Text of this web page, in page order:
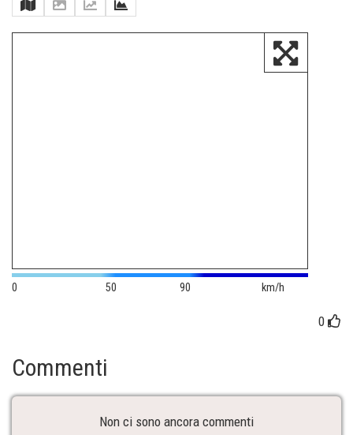
0 50 90 km/h
0
Commenti
Non ci sono ancora commenti